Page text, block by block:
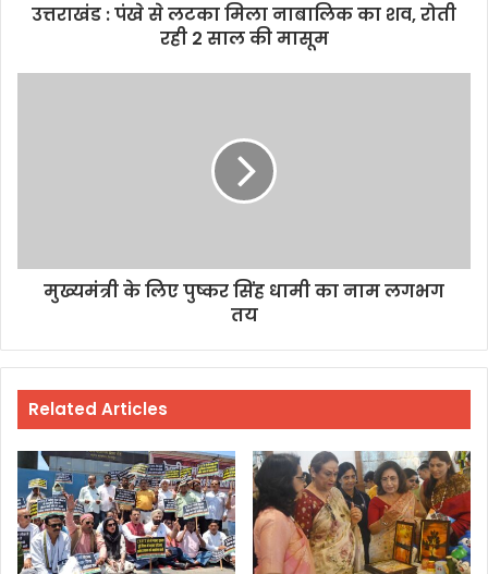
उत्तराखंड : पंखे से लटका मिला नाबालिक का शव, रोती
रही 2 साल की मासूम
मुख्यमंत्री के लिए पुष्कर सिंह धामी का नाम लगभग
तय
Related Articles